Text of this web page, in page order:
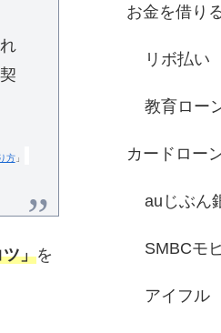
方」
ツ」を
お金を借り
リボ払い
教育ロー
カードロー
auじぶん
SMBCモ
アイフル